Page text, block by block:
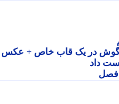
در یک قاب خاص + عکس